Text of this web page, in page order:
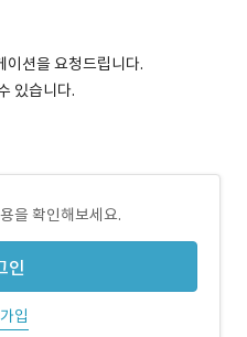
이션을 요청드립니다.
있습니다.
을 확인해보세요.
인
입